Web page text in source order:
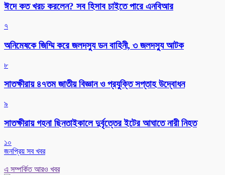
ঈদে কত খরচ করলেন? সব হিসাব চাইতে পারে এনবিআর
৭
অনিমেষকে জিম্মি করে জলদস্যু ডন বাহিনী, ৩ জলদস্যু আটক
৮
সাতক্ষীরায় ৪৭তম জাতীয় বিজ্ঞান ও প্রযুক্তি সপ্তাহ উদ্বোধন
৯
সাতক্ষীরায় গহনা ছিনতাইকালে দুর্বৃত্তের ইটের আঘাতে নারী নিহত
১০
জনপ্রিয় সব খবর
এ সম্পর্কিত আরও খবর